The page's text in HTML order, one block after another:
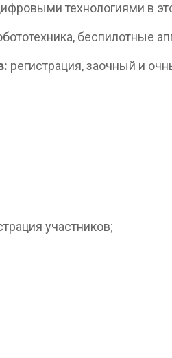
технологиями в
беспилотные
регистрация, заочный и
участников;